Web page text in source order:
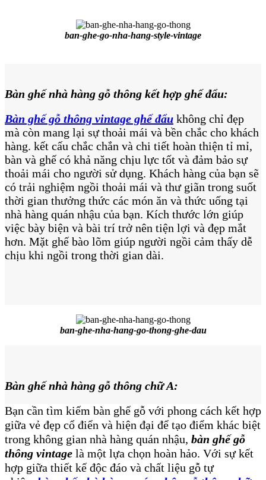
ban-ghe-go-nha-hang-style-vintage
Bàn ghế nhà hàng gỗ thông kết hợp ghế đẩu:
Bàn ghế gỗ thông vintage ghế đẩu không chỉ đẹp
mà còn mang lại sự thoải mái và bền chắc cho khách
hàng. kết cấu chắc chắn và chi tiết hoàn thiện tỉ mỉ,
bàn và ghế có khả năng chịu lực tốt và đảm bảo sự
thoải mái cho người sử dụng. Khách hàng của bạn sẽ
có trải nghiệm ngồi thoải mái và thư giãn trong suốt
thời gian thưởng thức các món ăn và thức uống tại
nhà hàng quán nhậu của bạn. Kích thước lớn giúp
việc bày biện và bài trí trở nên tiện lợi và đẹp mắt
hơn. Mặt ghế bào lõm giúp người ngồi cảm thấy dễ
chịu khi ngồi trong thời gian dài.
ban-ghe-nha-hang-go-thong-ghe-dau
Bàn ghế nhà hàng gỗ thông chữ A:
Bạn cần tìm kiếm bàn ghế gỗ với phong cách kết hợp
giữa vẻ đẹp cổ điển và hiện đại để tạo điểm khác biệt
trong không gian nhà hàng quán nhậu, bàn ghế gỗ
thông vintage là một lựa chọn hoàn hảo. Với sự kết
hợp giữa thiết kế độc đáo và chất liệu gỗ tự